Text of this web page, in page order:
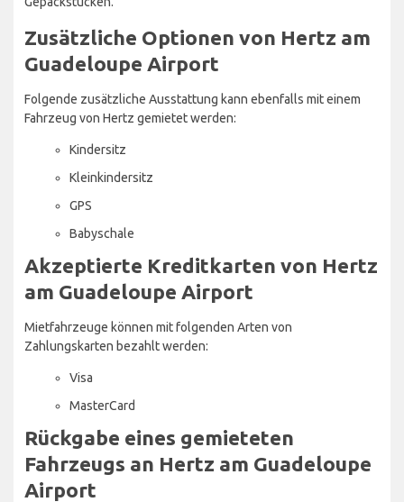
Zusätzliche Optionen von Hertz am
Guadeloupe Airport
Folgende zusätzliche Ausstattung kann ebenfalls mit einem
Fahrzeug von Hertz gemietet werden:
Kindersitz
Kleinkindersitz
GPS
Babyschale
Akzeptierte Kreditkarten von Hertz
am Guadeloupe Airport
Mietfahrzeuge können mit folgenden Arten von
Zahlungskarten bezahlt werden:
Visa
MasterCard
Rückgabe eines gemieteten
Fahrzeugs an Hertz am Guadeloupe
Airport